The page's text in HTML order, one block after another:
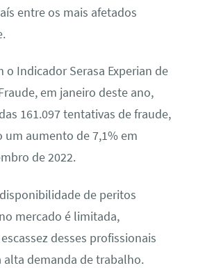
entre os mais afetados
o Indicador Serasa Experian de
em janeiro deste ano,
161.097 tentativas de fraude,
um aumento de 7,1% em
de 2022.
de peritos
mercado é limitada,
desses profissionais
alta demanda de trabalho.